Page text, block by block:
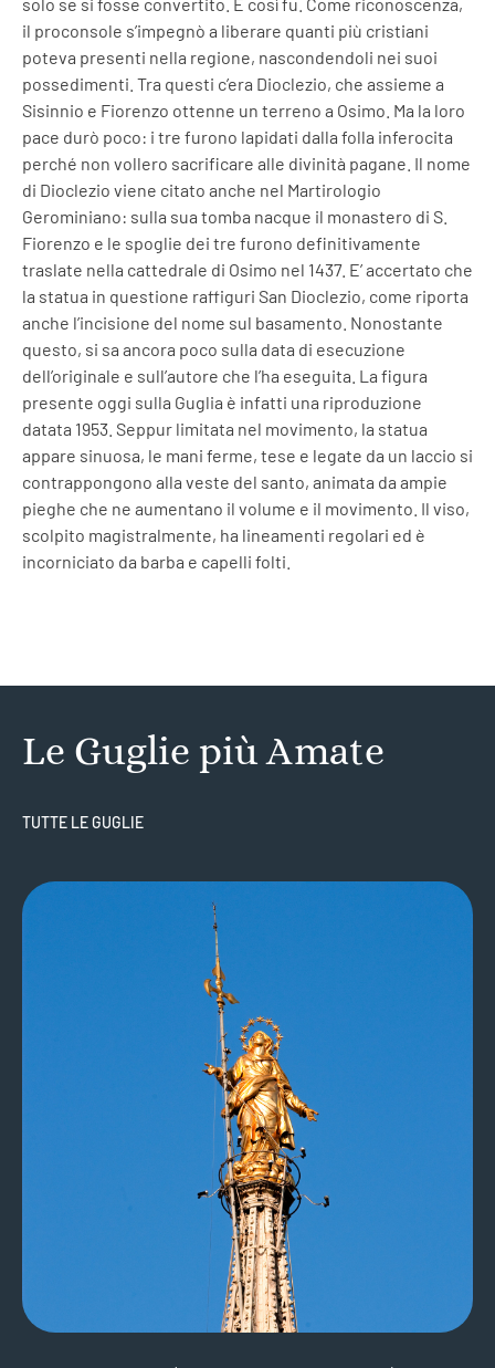
il proconsole s’impegnò a liberare quanti più cristiani
poteva presenti nella regione, nascondendoli nei suoi
possedimenti. Tra questi c’era Dioclezio, che assieme a
Sisinnio e Fiorenzo ottenne un terreno a Osimo. Ma la loro
pace durò poco: i tre furono lapidati dalla folla inferocita
perché non vollero sacrificare alle divinità pagane. Il nome
di Dioclezio viene citato anche nel Martirologio
Gerominiano: sulla sua tomba nacque il monastero di S.
Fiorenzo e le spoglie dei tre furono definitivamente
traslate nella cattedrale di Osimo nel 1437. E’ accertato che
la statua in questione raffiguri San Dioclezio, come riporta
anche l’incisione del nome sul basamento. Nonostante
questo, si sa ancora poco sulla data di esecuzione
dell’originale e sull’autore che l’ha eseguita. La figura
presente oggi sulla Guglia è infatti una riproduzione
datata 1953. Seppur limitata nel movimento, la statua
appare sinuosa, le mani ferme, tese e legate da un laccio si
contrappongono alla veste del santo, animata da ampie
pieghe che ne aumentano il volume e il movimento. Il viso,
scolpito magistralmente, ha lineamenti regolari ed è
incorniciato da barba e capelli folti.
Le Guglie più Amate
TUTTE LE GUGLIE